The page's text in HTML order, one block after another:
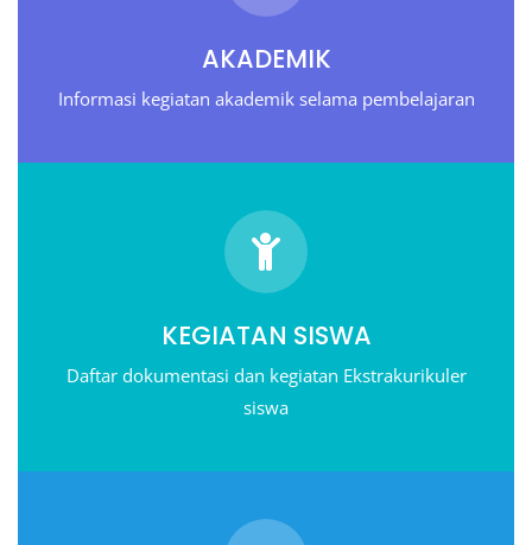
AKADEMIK
Informasi kegiatan akademik selama pembelajaran
KEGIATAN SISWA
Daftar dokumentasi dan kegiatan Ekstrakurikuler
siswa